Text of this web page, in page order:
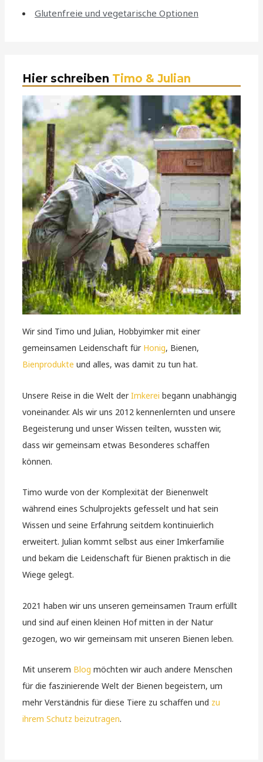
Glutenfreie und vegetarische Optionen
Hier schreiben Timo & Julian
Wir sind Timo und Julian, Hobbyimker mit einer
gemeinsamen Leidenschaft für Honig, Bienen,
Bienprodukte und alles, was damit zu tun hat.
Unsere Reise in die Welt derImkerei begann unabhängig
voneinander. Als wir uns 2012 kennenlernten und unsere
Begeisterung und unser Wissen teilten, wussten wir,
dass wir gemeinsam etwas Besonderes schaffen
können.
Timo wurde von der Komplexität der Bienenwelt
während eines Schulprojekts gefesselt und hat sein
Wissen und seine Erfahrung seitdem kontinuierlich
erweitert. Julian kommt selbst aus einer Imkerfamilie
und bekam die Leidenschaft für Bienen praktisch in die
Wiege gelegt.
2021 haben wir uns unseren gemeinsamen Traum erfüllt
und sind auf einen kleinen Hof mitten in der Natur
gezogen, wo wir gemeinsam mit unseren Bienen leben.
Mit unserem Blog möchten wir auch andere Menschen
für die faszinierende Welt der Bienen begeistern, um
mehr Verständnis für diese Tiere zu schaffen und zu
ihrem Schutz beizutragen.